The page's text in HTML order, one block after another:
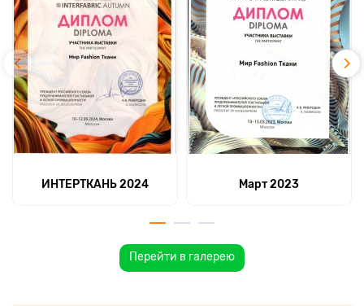
ИНТЕРТКАНЬ 2024 Март 2023
Перейти в галерею